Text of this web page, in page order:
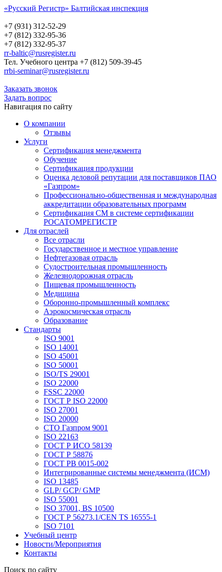
«Русский Регистр» Балтийская инспекция
+7 (931) 312-52-29
+7 (812) 332-95-36
+7 (812) 332-95-37
rr-baltic@rusregister.ru
Тел. Учебного центра +7 (812) 509-39-45
rrbi-seminar@rusregister.ru
Заказать звонок
Задать вопрос
Навигация по сайту
О компании
Отзывы
Услуги
Сертификация менеджмента
Обучение
Сертификация продукции
Оценка деловой репутации для поставщиков ПАО
«Газпром»
Профессионально-общественная и международная
аккредитации образовательных программ
Сертификация СМ в системе сертификации
РОСАТОМРЕГИСТР
Для отраслей
Все отрасли
Государственное и местное управление
Нефтегазовая отрасль
Судостроительная промышленность
Железнодорожная отрасль
Пищевая промышленность
Медицина
Оборонно-промышленный комплекс
Аэрокосмическая отрасль
Образование
Стандарты
ISO 9001
ISO 14001
ISO 45001
ISO 50001
ISO/TS 29001
ISO 22000
FSSC 22000
ГОСТ Р ISO 22000
ISO 27001
ISO 20000
СТО Газпром 9001
ISO 22163
ГОСТ Р ИСО 58139
ГОСТ Р 58876
ГОСТ РВ 0015-002
Интегрированные системы менеджмента (ИСМ)
ISO 13485
GLP/ GCP/ GMP
ISO 55001
ISO 37001, BS 10500
ГОСТ Р 56273.1/CEN TS 16555-1
ISO 7101
Учебный центр
Новости/Мероприятия
Контакты
Поиск по сайту